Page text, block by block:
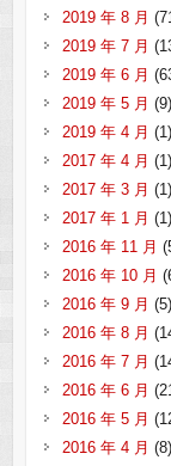
2019 年 8 月
2019 年 7 月
2019 年 6 月
2019 年 5 月 (9)
2019 年 4 月 (1)
2017 年 4 月 (1)
2017 年 3 月 (1)
2017 年 1 月 (1)
2016 年 11 月
2016 年 10 月
2016 年 9 月 (5)
2016 年 8 月
2016 年 7 月
2016 年 6 月
2016 年 5 月
2016 年 4 月 (8)